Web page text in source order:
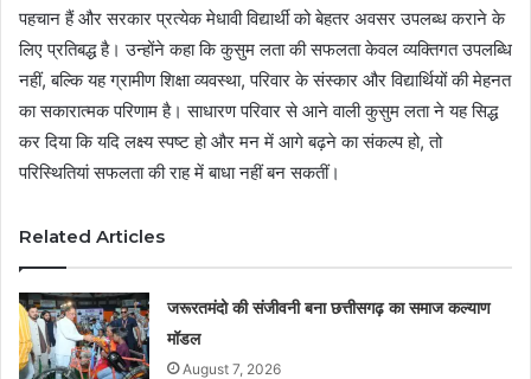
पहचान हैं और सरकार प्रत्येक मेधावी विद्यार्थी को बेहतर अवसर उपलब्ध कराने के
लिए प्रतिबद्ध है। उन्होंने कहा कि कुसुम लता की सफलता केवल व्यक्तिगत उपलब्धि
नहीं, बल्कि यह ग्रामीण शिक्षा व्यवस्था, परिवार के संस्कार और विद्यार्थियों की मेहनत
का सकारात्मक परिणाम है। साधारण परिवार से आने वाली कुसुम लता ने यह सिद्ध
कर दिया कि यदि लक्ष्य स्पष्ट हो और मन में आगे बढ़ने का संकल्प हो, तो
परिस्थितियां सफलता की राह में बाधा नहीं बन सकतीं।
Related Articles
जरूरतमंदो की संजीवनी बना छत्तीसगढ़ का समाज कल्याण
मॉडल
August 7, 2026